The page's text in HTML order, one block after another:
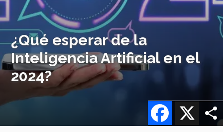
¿Qué esperar de la
Inteligencia Artificial en el
2024?
X
Facebook